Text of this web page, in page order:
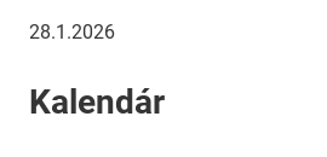
28.1.2026
Kalendár